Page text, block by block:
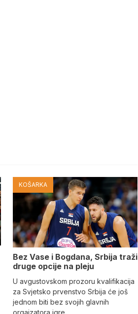
KOŠARKA
Bez Vase i Bogdana, Srbija traži
druge opcije na pleju
U avgustovskom prozoru kvalifikacija
za Svjetsko prvenstvo Srbija će još
jednom biti bez svojih glavnih
orgaizatora igre.